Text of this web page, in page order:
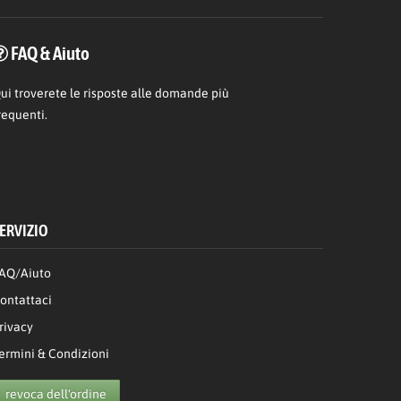
FAQ & Aiuto
troverete le risposte alle domande più
Aiuto
& Condizioni
revoca dell'ordine